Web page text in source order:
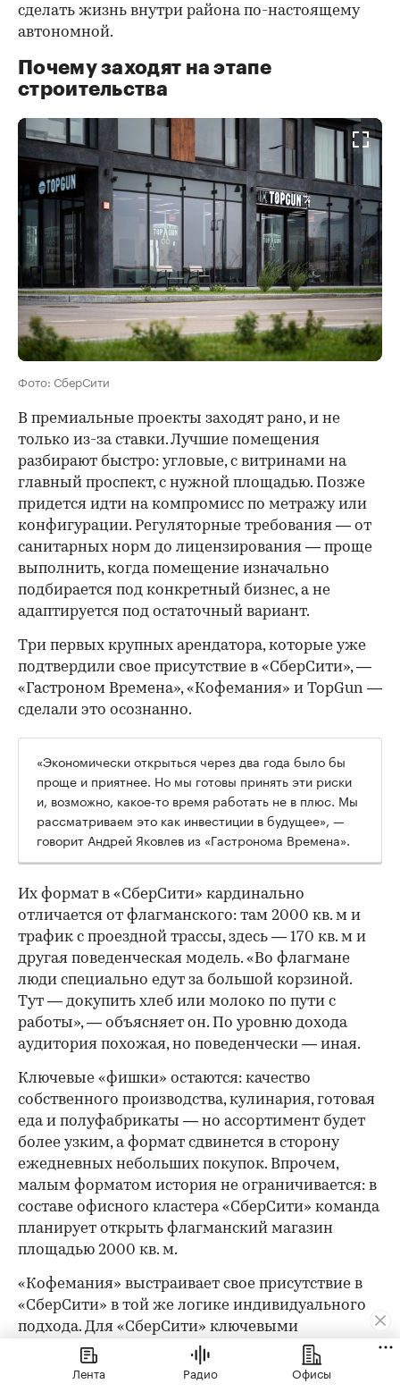
сделать жизнь внутри района по-настоящему
автономной.
Почему заходят на этапе
строительства
Фото: СберСити
В премиальные проекты заходят рано, и не
только из-за ставки. Лучшие помещения
разбирают быстро: угловые, с витринами на
главный проспект, с нужной площадью. Позже
придется идти на компромисс по метражу или
конфигурации. Регуляторные требования — от
санитарных норм до лицензирования — проще
выполнить, когда помещение изначально
подбирается под конкретный бизнес, а не
адаптируется под остаточный вариант.
Три первых крупных арендатора, которые уже
подтвердили свое присутствие в «СберСити», —
«Гастроном Времена», «Кофемания» и TopGun —
сделали это осознанно.
«Экономически открыться через два года было бы
проще и приятнее. Но мы готовы принять эти риски
и, возможно, какое-то время работать не в плюс. Мы
рассматриваем это как инвестиции в будущее», —
говорит Андрей Яковлев из «Гастронома Времена».
Их формат в «СберСити» кардинально
отличается от флагманского: там 2000 кв. м и
трафик с проездной трассы, здесь — 170 кв. м и
другая поведенческая модель. «Во флагмане
люди специально едут за большой корзиной.
Тут — докупить хлеб или молоко по пути с
работы», — объясняет он. По уровню дохода
аудитория похожая, но поведенчески — иная.
Ключевые «фишки» остаются: качество
собственного производства, кулинария, готовая
еда и полуфабрикаты — но ассортимент будет
более узким, а формат сдвинется в сторону
ежедневных небольших покупок. Впрочем,
малым форматом история не ограничивается: в
составе офисного кластера «СберСити» команда
планирует открыть флагманский магазин
площадью 2000 кв. м.
«Кофемания» выстраивает свое присутствие в
«СберСити» в той же логике индивидуального
подхода. Для «СберСити» ключевыми
ориентирами при проектировании стали
технологичность решений, функциональность и
Лента Радио Офисы